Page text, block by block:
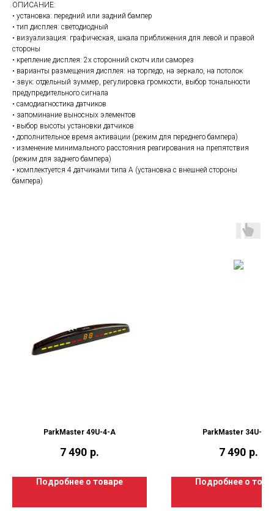
ОПИСАНИЕ:
• установка: передний или задний бампер
• тип дисплея: светодиодный
• визуализация: графическая, шкала приближения для левой и правой
стороны
• крепление дисплея: 2х сторонний скотч или саморез
• варианты размещения дисплея: на торпедо, на зеркало, на потолок
• звук: отдельный зуммер, регулировка громкости, выбор тональности
предупредительного сигнала
• самодиагностика датчиков
• запоминание выносных элементов
• выбор высоты установки датчиков
• дополнительное время активации (режим для переднего бампера)
• изменение минимального расстояния реагирования на препятствия
(режим для заднего бампера)
• комплектуется 4 датчиками типа A (установка с внешней стороны
бампера)
ParkMaster 49U-4-A
7 490 р.
Подробнее о товаре
ParkMaster 34U-4-A
7 490 р.
Подробнее о